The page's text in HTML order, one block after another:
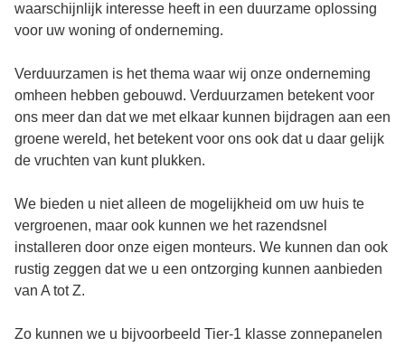
waarschijnlijk interesse heeft in een duurzame oplossing
voor uw woning of onderneming.
Verduurzamen is het thema waar wij onze onderneming
omheen hebben gebouwd. Verduurzamen betekent voor
ons meer dan dat we met elkaar kunnen bijdragen aan een
groene wereld, het betekent voor ons ook dat u daar gelijk
de vruchten van kunt plukken.
We bieden u niet alleen de mogelijkheid om uw huis te
vergroenen, maar ook kunnen we het razendsnel
installeren door onze eigen monteurs. We kunnen dan ook
rustig zeggen dat we u een ontzorging kunnen aanbieden
van A tot Z.
Zo kunnen we u bijvoorbeeld Tier-1 klasse zonnepanelen